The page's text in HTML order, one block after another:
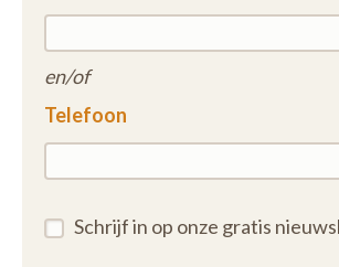
en/of
Telefoon
Schrijf in op onze gratis